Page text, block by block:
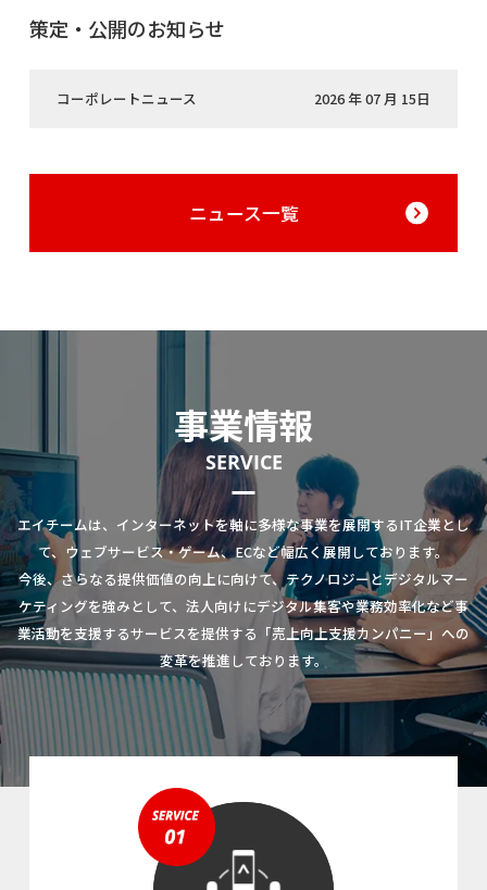
策定・公開のお知らせ
コーポレートニュース 2026 年 07 月 15日
ニュース一覧
事業情報
SERVICE
エイチームは、インターネットを軸に多様な事業を展開するIT企業とし
て、ウェブサービス・ゲーム、ECなど幅広く展開しております。
今後、さらなる提供価値の向上に向けて、テクノロジーとデジタルマー
ケティングを強みとして、法人向けにデジタル集客や業務効率化など事
業活動を支援するサービスを提供する「売上向上支援カンパニー」への
変革を推進しております。